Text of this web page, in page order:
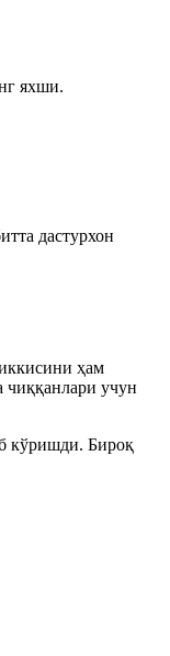
яхши.
дастурхон
ҳам
учун
кўришди. Бироқ